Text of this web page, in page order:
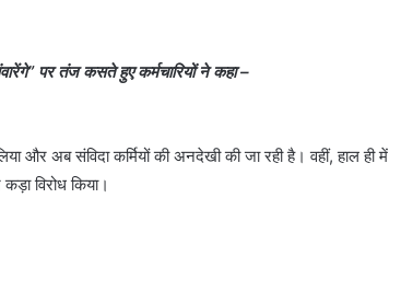
पर तंज कसते हुए कर्मचारियों ने कहा –
और अब संविदा कर्मियों की अनदेखी की जा रही है। वहीं, हाल ही में
विरोध किया।